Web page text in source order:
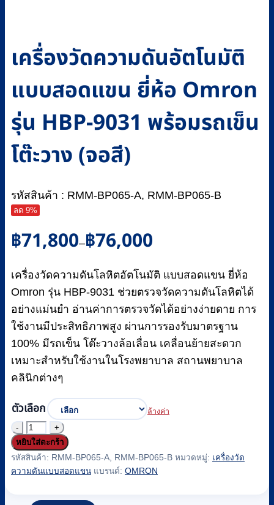
เครื่องวัดความดันอัตโนมัติ
แบบสอดแขน ยี่ห้อ Omron
รุ่น HBP-9031 พร้อมรถเข็น
โต๊ะวาง (จอสี)
รหัสสินค้า : RMM-BP065-A, RMM-BP065-B
ลด 9%
฿71,800–฿76,000
Price
range:
through
฿76,000
เครื่องวัดความดันโลหิตอัตโนมัติ แบบสอดแขน ยี่ห้อ
Omron รุ่น HBP-9031 ช่วยตรวจวัดความดันโลหิตได้
อย่างแม่นยำ อ่านค่าการตรวจวัดได้อย่างง่ายดาย การ
ใช้งานมีประสิทธิภาพสูง ผ่านการรองรับมาตรฐาน
100% มีรถเข็น โต๊ะวางล้อเลื่อน เคลื่อนย้ายสะดวก
เหมาะสำหรับใช้งานในโรงพยาบาล สถานพยาบาล
คลินิกต่างๆ
ตัวเลือก ล้างค่า
จำนวน
เครื่อง
วัด
หยิบใส่ตะกร้า
รหัสสินค้า: RMM-BP065-A, RMM-BP065-B หมวดหมู่: เครื่องวัด
ความดันแบบสอดแขน แบรนด์: OMRON